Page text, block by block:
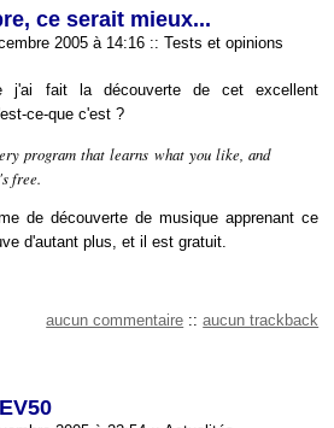
ce serait mieux...
2005 à 14:16 :: Tests et opinions
j'ai fait la découverte de cet excellent
ce-que c'est ?
program that learns what you like, and
free.
de découverte de musique apprenant ce
d'autant plus, et il est gratuit.
aucun commentaire :: aucun trackback